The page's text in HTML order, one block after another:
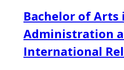
Bachelor of Arts
Administration
International